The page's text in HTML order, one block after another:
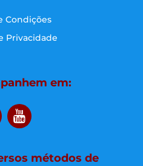
Condições
Privacidade
em:
métodos de